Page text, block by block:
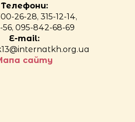
Телефони:
26-28, 315-12-14,
56, 095-842-68-69
E-mail:
сайту